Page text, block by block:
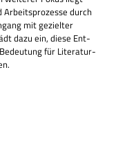
Arbeits­pro­zesse durch
mit geziel­ter
dazu ein, diese Ent­
für Lite­ra­tur­